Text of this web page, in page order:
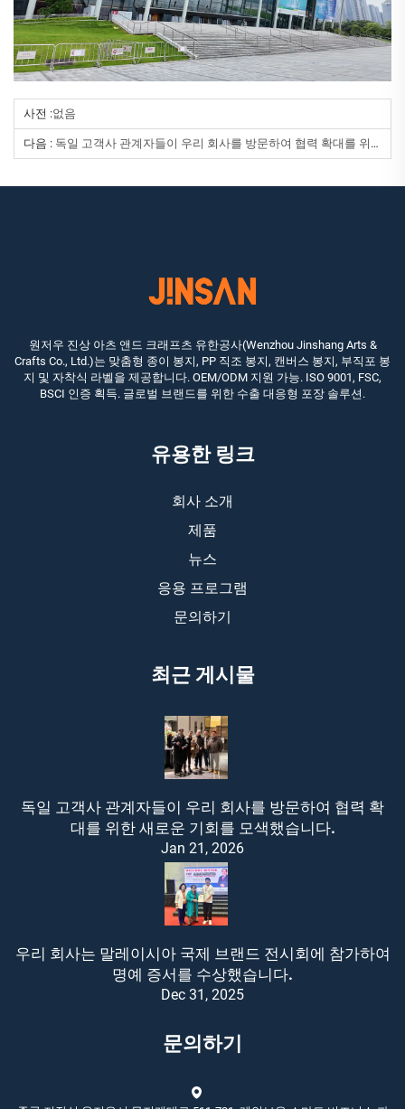
사전 :없음
다음 : 독일 고객사 관계자들이 우리 회사를 방문하여 협력 확대를 위한 새로운 기회를 모색했습니다.
원저우 진상 아츠 앤드 크래프츠 유한공사(Wenzhou Jinshang Arts &
Crafts Co., Ltd.)는 맞춤형 종이 봉지, PP 직조 봉지, 캔버스 봉지, 부직포 봉
지 및 자착식 라벨을 제공합니다. OEM/ODM 지원 가능. ISO 9001, FSC,
BSCI 인증 획득. 글로벌 브랜드를 위한 수출 대응형 포장 솔루션.
유용한 링크
회사 소개
제품
뉴스
응용 프로그램
문의하기
최근 게시물
독일 고객사 관계자들이 우리 회사를 방문하여 협력 확
대를 위한 새로운 기회를 모색했습니다.
Jan 21, 2026
우리 회사는 말레이시아 국제 브랜드 전시회에 참가하여
명예 증서를 수상했습니다.
Dec 31, 2025
문의하기